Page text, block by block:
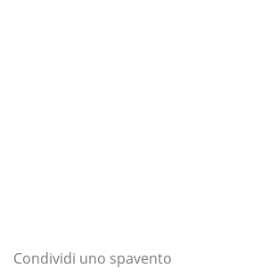
Condividi uno spavento